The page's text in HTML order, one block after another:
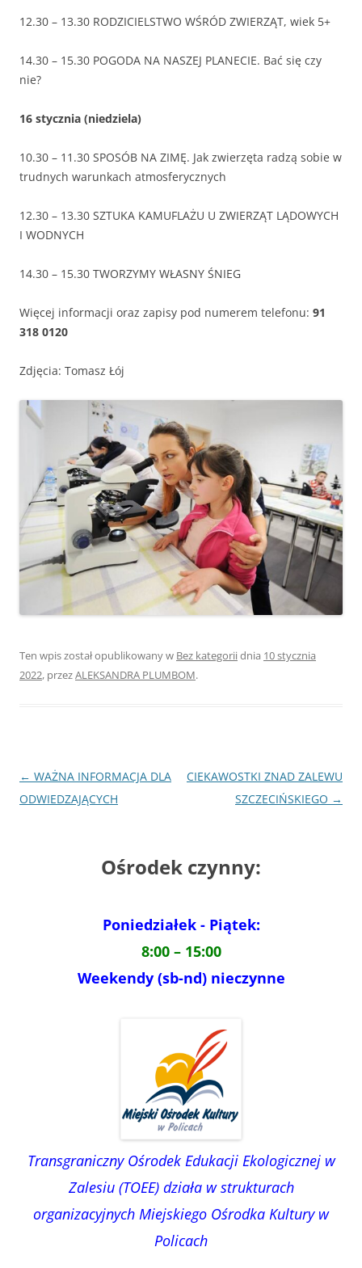
12.30 – 13.30 RODZICIELSTWO WŚRÓD ZWIERZĄT, wiek 5+
14.30 – 15.30 POGODA NA NASZEJ PLANECIE. Bać się czy
nie?
16 stycznia (niedziela)
10.30 – 11.30 SPOSÓB NA ZIMĘ. Jak zwierzęta radzą sobie w
trudnych warunkach atmosferycznych
12.30 – 13.30 SZTUKA KAMUFLAŻU U ZWIERZĄT LĄDOWYCH
I WODNYCH
14.30 – 15.30 TWORZYMY WŁASNY ŚNIEG
Więcej informacji oraz zapisy pod numerem telefonu: 91
318 0120
Zdjęcia: Tomasz Łój
Ten wpis został opublikowany w Bez kategoriidnia 10 stycznia
2022, przezALEKSANDRA PLUMBOM.
Nawigacja
wpisu
← WAŻNA INFORMACJA DLA
ODWIEDZAJĄCYCH
CIEKAWOSTKI ZNAD ZALEWU
SZCZECIŃSKIEGO →
Ośrodek czynny:
Poniedziałek - Piątek:
8:00 – 15:00
Weekendy (sb-nd) nieczynne
Transgraniczny Ośrodek Edukacji Ekologicznej w
Zalesiu (TOEE) działa w strukturach
organizacyjnych Miejskiego Ośrodka Kultury w
Policach